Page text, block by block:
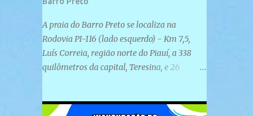
A praia do Barro Preto se localiza na
Rodovia PI-116 (lado esquerdo) - Km 7,5,
Luís Correia, região norte do Piauí, a 338
quilômetros da capital, Teresina, e 26
plana e retilínea na maior parte de sua